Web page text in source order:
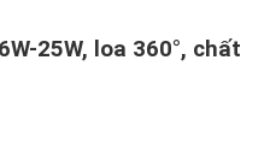
25W, loa 360°, chất